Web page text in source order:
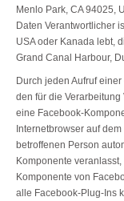
Menlo Park, CA 94025,
Daten Verantwortlicher
USA oder Kanada lebt,
Grand Canal Harbour,
Durch jeden Aufruf
den für die
eine Facebook-
Internetbrowser auf
betroffenen Person
Komponente
Komponente von
alle Facebook-Plug-Ins